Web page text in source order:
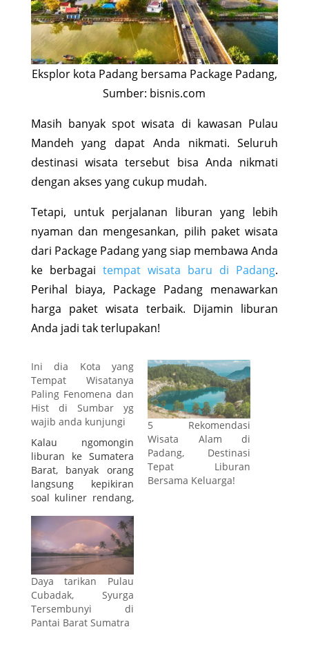
Eksplor kota Padang bersama Package Padang,
Sumber: bisnis.com
Masih banyak spot wisata di kawasan Pulau
Mandeh yang dapat Anda nikmati. Seluruh
destinasi wisata tersebut bisa Anda nikmati
dengan akses yang cukup mudah.
Tetapi, untuk perjalanan liburan yang lebih
nyaman dan mengesankan, pilih paket wisata
dari Package Padang yang siap membawa Anda
ke berbagai tempat wisata baru di Padang.
Perihal biaya, Package Padang menawarkan
harga paket wisata terbaik. Dijamin liburan
Anda jadi tak terlupakan!
Ini dia Kota yang
Tempat Wisatanya
Paling Fenomena dan
Hist di Sumbar yg
wajib anda kunjungi
Kalau ngomongin
liburan ke Sumatera
Barat, banyak orang
langsung kepikiran
soal kuliner rendang,
dan keindahan alam
yang luar biasa. Tapi
tau nggak bro, ada
beberapa kota dan
kabupaten di Sumbar
yang wisata nya
paling hist, fenomena,
dan wajib masuk
5 Rekomendasi
Wisata Alam di
Padang, Destinasi
Tepat Liburan
Bersama Keluarga!
Daya tarikan Pulau
Cubadak, Syurga
Tersembunyi di
Pantai Barat Sumatra